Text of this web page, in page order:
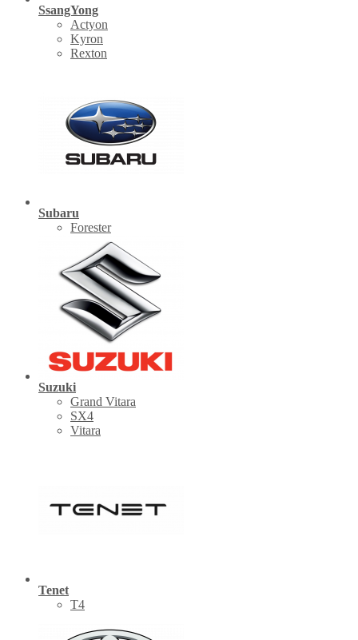
SsangYong
Actyon
Kyron
Rexton
Subaru
Forester
Suzuki
Grand Vitara
SX4
Vitara
Tenet
Т4